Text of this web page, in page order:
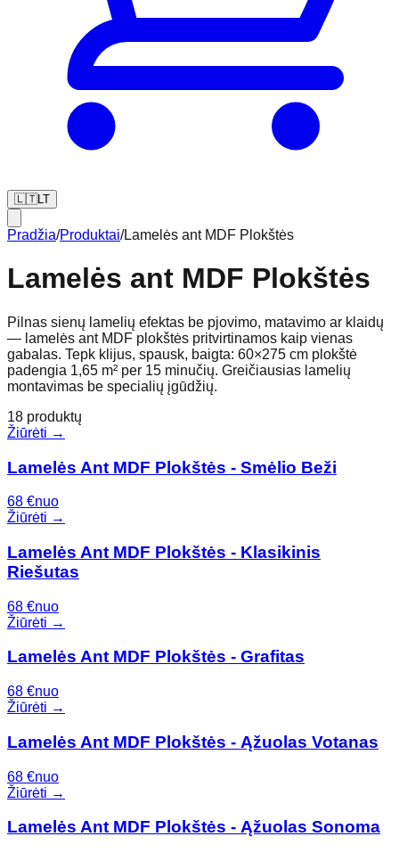
🇱🇹LT
Pradžia/Produktai/Lamelės ant MDF Plokštės
Lamelės ant MDF Plokštės
Pilnas sienų lamelių efektas be pjovimo, matavimo ar klaidų
— lamelės ant MDF plokštės pritvirtinamos kaip vienas
gabalas. Tepk klijus, spausk, baigta: 60×275 cm plokštė
padengia 1,65 m² per 15 minučių. Greičiausias lamelių
montavimas be specialių įgūdžių.
18 produktų
Žiūrėti →
Lamelės Ant MDF Plokštės - Smėlio Beži
68 €nuo
Žiūrėti →
Lamelės Ant MDF Plokštės - Klasikinis
Riešutas
68 €nuo
Žiūrėti →
Lamelės Ant MDF Plokštės - Grafitas
68 €nuo
Žiūrėti →
Lamelės Ant MDF Plokštės - Ąžuolas Votanas
68 €nuo
Žiūrėti →
Lamelės Ant MDF Plokštės - Ąžuolas Sonoma